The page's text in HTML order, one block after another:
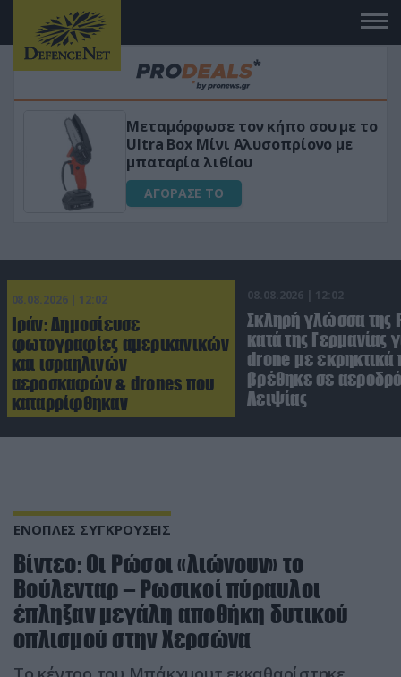
σου με το
«Μαγική» φόρμουλα
για αύξηση της λίμπιντο
ΑΓΟΡΑΣΕ ΤΟ
08.08.2026 | 12:02
Ιράν: Δημοσίευσε
φωτογραφίες αμερικανικών
και ισραηλινών
αεροσκαφών & drones που
καταρρίφθηκαν
08.08.2026 | 12:02
Σκληρή γλώσσα της
κατά της Γερμανίας
drone με εκρηκτικά
βρέθηκε σε
Λειψίας
ΕΝΟΠΛΕΣ ΣΥΓΚΡΟΥΣΕΙΣ
Βίντεο: Οι Ρώσοι «λιώνουν» το
Βούλενταρ – Ρωσικοί πύραυλοι
έπληξαν μεγάλη αποθήκη δυτικού
οπλισμού στην Χερσώνα